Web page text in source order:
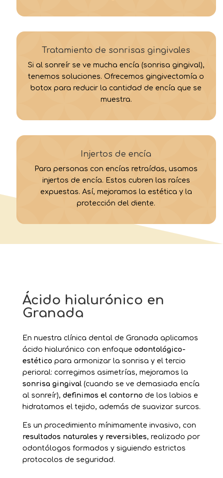
Tratamiento de sonrisas gingivales
Si al sonreír se ve mucha encía (sonrisa gingival),
tenemos soluciones. Ofrecemos gingivectomía o
botox para reducir la cantidad de encía que se
muestra.
Injertos de encía
Para personas con encías retraídas, usamos
injertos de encía. Estos cubren las raíces
expuestas. Así, mejoramos la estética y la
protección del diente.
Ácido hialurónico en
Granada
En nuestra clínica dental de Granada aplicamos
ácido hialurónico con enfoque odontológico-
estético para armonizar la sonrisa y el tercio
perioral: corregimos asimetrías, mejoramos la
sonrisa gingival(cuando se ve demasiada encía
al sonreír), definimos el contorno de los labios e
hidratamos el tejido, además de suavizar surcos.
Es un procedimiento mínimamente invasivo, con
resultados naturales y reversibles, realizado por
odontólogos formados y siguiendo estrictos
protocolos de seguridad.